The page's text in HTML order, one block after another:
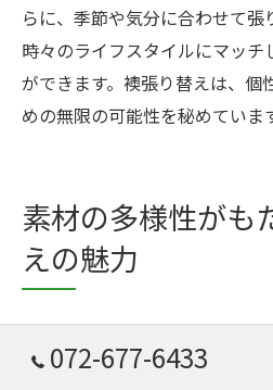
らに、季節や気分に合わせて張
時々のライフスタイルにマッチ
ができます。襖張り替えは、個
めの無限の可能性を秘めていま
素材の多様性がも
えの魅力
和紙から布まで—選べる素材
072-677-6433